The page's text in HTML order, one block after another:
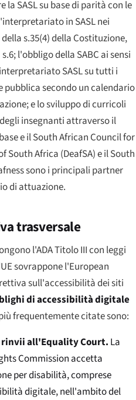
la SASL su base di parità con le
in SASL nei
s.35(4) della Costituzione,
l'obbligo della SABC ai sensi
SASL su tutti i
secondo un calendario
e lo sviluppo di curricoli
insegnanti attraverso il
e ilSouth African Council for
South Africa (DeafSA) e ilSouth
sono i principali partner
di attuazione.
trasversale
l'ADA Titolo III con leggi
sovrappone l'European
sull'accessibilità dei siti
di accessibilità digitale
frequentemente citate sono:
rinvii all'Equality Court. La
Commission accetta
per disabilità, comprese
digitale, nell'ambito del